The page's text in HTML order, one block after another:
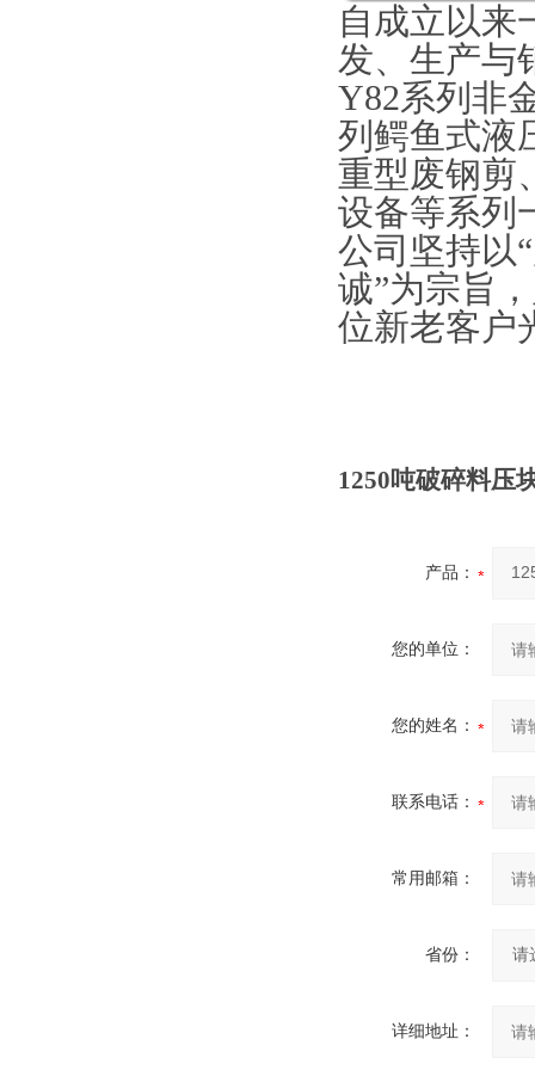
自成立以来
发、生产与
Y82系列非
列鳄鱼式液
重型废钢剪
设备等系列
公司坚持以
诚”为宗旨
位新老客户
1250吨破碎料压
产品：
您的单位：
您的姓名：
联系电话：
常用邮箱：
省份：
详细地址：